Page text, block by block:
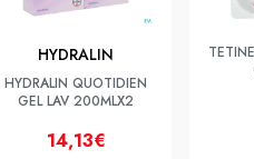
HYDRALIN
HYDRALIN QUOTIDIEN
GEL LAV 200MLX2
14,13€